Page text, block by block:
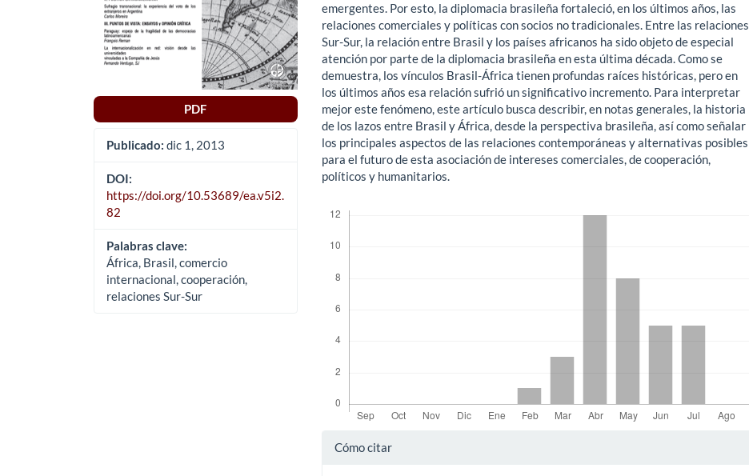
PDF
Publicado: dic 1, 2013
DOI:
https://doi.org/10.53689/ea.v5i2.
82
Palabras clave:
África, Brasil, comercio
internacional, cooperación,
relaciones Sur-Sur
emergentes. Por esto, la diplomacia brasileña fortaleció, en los últimos años, las
relaciones comerciales y políticas con socios no tradicionales. Entre las relaciones
Sur-Sur, la relación entre Brasil y los países africanos ha sido objeto de especial
atención por parte de la diplomacia brasileña en esta última década. Como se
demuestra, los vínculos Brasil-África tienen profundas raíces históricas, pero en
los últimos años esa relación sufrió un significativo incremento. Para interpretar
mejor este fenómeno, este artículo busca describir, en notas generales, la historia
de los lazos entre Brasil y África, desde la perspectiva brasileña, así como señalar
los principales aspectos de las relaciones contemporáneas y alternativas posibles
para el futuro de esta asociación de intereses comerciales, de cooperación,
políticos y humanitarios.
Detalles
Cómo citar